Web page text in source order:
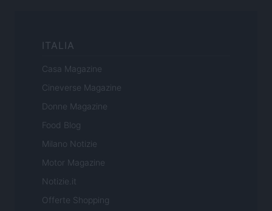
ITALIA
Casa Magazine
Cineverse Magazine
Donne Magazine
Food Blog
Milano Notizie
Motor Magazine
Notizie.it
Offerte Shopping